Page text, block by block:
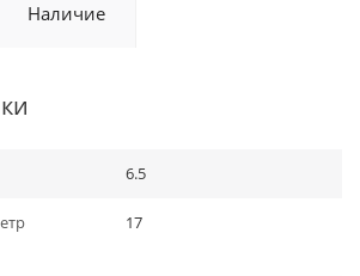
Наличие
6.5
17